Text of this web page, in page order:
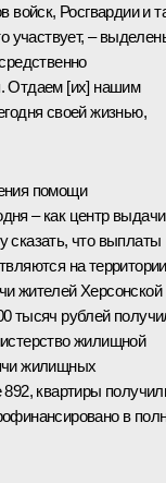
войск, Росгвардии и
участвует, –
Отдаем [их] нашим
своей жизнью,
помощи
– как центр выдачи
сказать, что выплаты
на территории
жителей Херсонской
тысяч рублей
жилищной
жилищных
квартиры
в